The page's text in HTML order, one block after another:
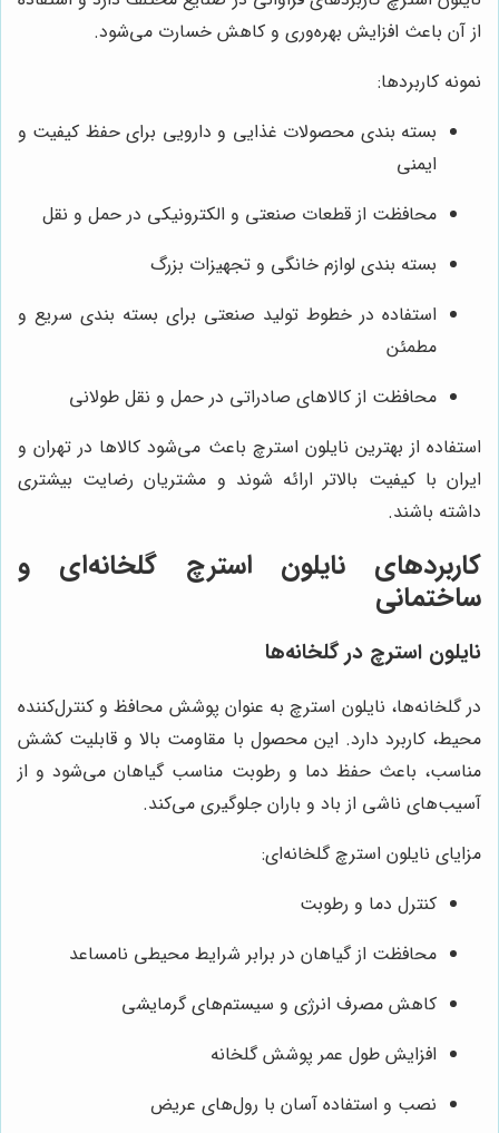
از آن باعث افزایش بهره‌وری و کاهش خسارت می‌شود.
نمونه کاربردها:
بسته بندی محصولات غذایی و دارویی برای حفظ کیفیت و
ایمنی
محافظت از قطعات صنعتی و الکترونیکی در حمل و نقل
بسته بندی لوازم خانگی و تجهیزات بزرگ
استفاده در خطوط تولید صنعتی برای بسته بندی سریع و
مطمئن
محافظت از کالاهای صادراتی در حمل و نقل طولانی
استفاده از بهترین نایلون استرچ باعث می‌شود کالاها در تهران و
ایران با کیفیت بالاتر ارائه شوند و مشتریان رضایت بیشتری
داشته باشند.
کاربردهای نایلون استرچ گلخانه‌ای و
ساختمانی
نایلون استرچ در گلخانه‌ها
در گلخانه‌ها، نایلون استرچ به عنوان پوشش محافظ و کنترل‌کننده
محیط، کاربرد دارد. این محصول با مقاومت بالا و قابلیت کشش
مناسب، باعث حفظ دما و رطوبت مناسب گیاهان می‌شود و از
آسیب‌های ناشی از باد و باران جلوگیری می‌کند.
مزایای نایلون استرچ گلخانه‌ای:
کنترل دما و رطوبت
محافظت از گیاهان در برابر شرایط محیطی نامساعد
کاهش مصرف انرژی و سیستم‌های گرمایشی
افزایش طول عمر پوشش گلخانه
نصب و استفاده آسان با رول‌های عریض